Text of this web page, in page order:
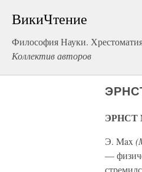
ВикиЧтение
Философия Науки.
Коллектив авторов
ЭРНСТ
Э. Max
—